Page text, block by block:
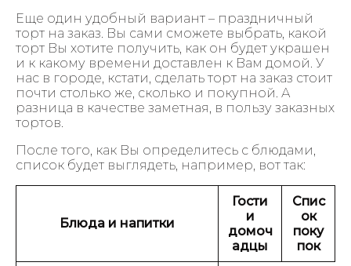
Еще один удобный вариант – праздничный
торт на заказ. Вы сами сможете выбрать, какой
торт Вы хотите получить, как он будет украшен
и к какому времени доставлен к Вам домой. У
нас в городе, кстати, сделать торт на заказ стоит
почти столько же, сколько и покупной. А
разница в качестве заметная, в пользу заказных
тортов.
После того, как Вы определитесь с блюдами,
список будет выглядеть, например, вот так:
Блюда и напитки
Гости
и
домоч
адцы
Спис
ок
поку
пок